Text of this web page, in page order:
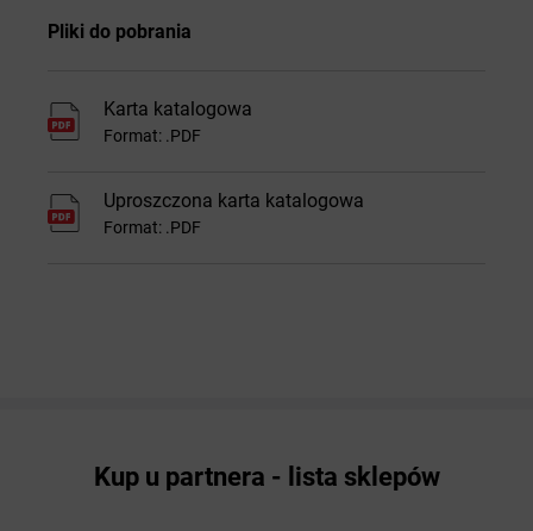
Pliki do pobrania
Karta katalogowa
Format: .PDF
Uproszczona karta katalogowa
Format: .PDF
Kup u partnera - lista sklepów